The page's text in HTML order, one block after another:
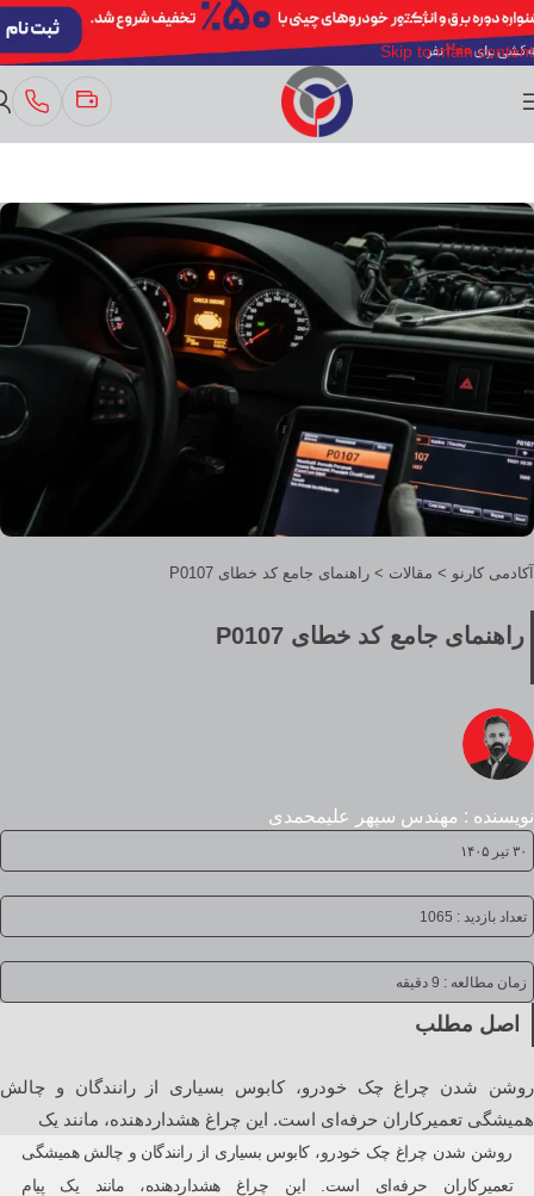
Skip to navigation
Skip to main content
آکادمی کارنو > مقالات > راهنمای جامع کد خطای P0107
راهنمای جامع کد خطای P0107
نویسنده : مهندس سپهر علیمحمدی
۳۰ تیر ۱۴۰۵
تعداد بازدید : 1065
زمان مطالعه : 9 دقیقه
اصل مطلب
روشن شدن چراغ چک خودرو، کابوس بسیاری از رانندگان و چالش
همیشگی تعمیرکاران حرفه‌ای است. این چراغ هشداردهنده، مانند یک
روشن شدن چراغ چک خودرو، کابوس بسیاری از رانندگان و چالش همیشگی
تعمیرکاران حرفه‌ای است. این چراغ هشداردهنده، مانند یک پیام